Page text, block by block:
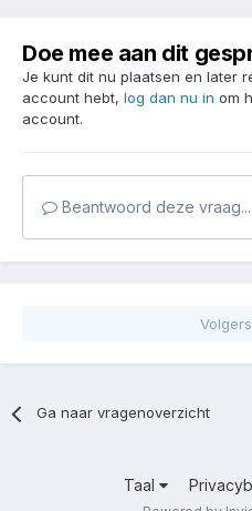
Doe mee aan dit
Je kunt dit nu plaatsen en later
account hebt, log dan nu in om
account.
Beantwoord deze vraag...
Volgers
Ga naar vragenoverzicht
Taal